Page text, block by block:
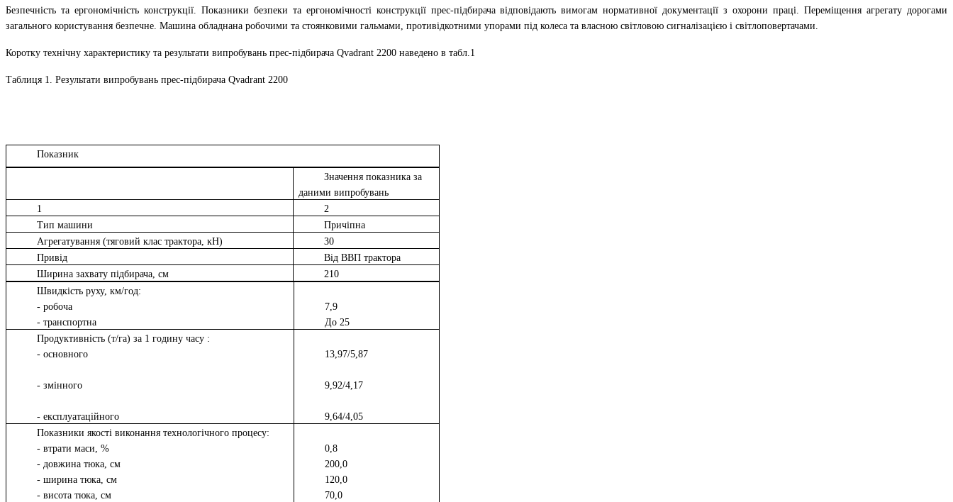
Безпечність та ергономічність конструкції. Показники безпеки та ергономічності конструкції прес-підбирача відповідають вимогам нормативної документації з охорони праці. Переміщення агрегату дорогами
загального користування безпечне. Машина обладнана робочими та стоянковими гальмами, противідкотними упорами під колеса та власною світловою сигналізацією і світлоповертачами.
Коротку технічну характеристику та результати випробувань прес-підбирача Qvadrant 2200 наведено в табл.1
Таблиця 1. Результати випробувань прес-підбирача Qvadrant 2200
Показник
Значення показника за
даними випробувань
1
2
Тип машини
Причіпна
Агрегатування (тяговий клас трактора, кН)
30
Привід
Від ВВП трактора
Ширина захвату підбирача, см
210
Швидкість руху, км/год:
- робоча
- транспортна
7,9
До 25
Продуктивність (т/га) за 1 годину часу :
- основного
- змінного
- експлуатаційного
13,97/5,87
9,92/4,17
9,64/4,05
Показники якості виконання технологічного процесу:
- втрати маси, %
- довжина тюка, см
- ширина тюка, см
- висота тюка, см
0,8
200,0
120,0
70,0